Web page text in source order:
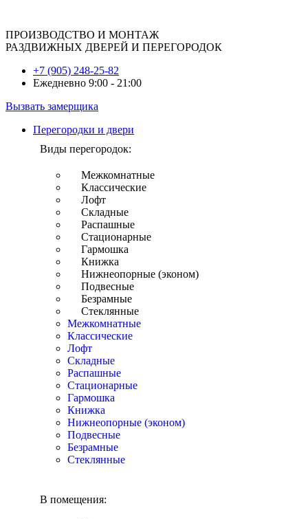
ПРОИЗВОДСТВО И МОНТАЖ
РАЗДВИЖНЫХ ДВЕРЕЙ И ПЕРЕГОРОДОК
+7 (905) 248-25-82
Ежедневно 9:00 - 21:00
Вызвать замерщика
Перегородки и двери
Виды перегородок:
Межкомнатные
Классические
Лофт
Складные
Распашные
Стационарные
Гармошка
Книжка
Нижнеопорные (эконом)
Подвесные
Безрамные
Стеклянные
Межкомнатные
Классические
Лофт
Складные
Распашные
Стационарные
Гармошка
Книжка
Нижнеопорные (эконом)
Подвесные
Безрамные
Стеклянные
В помещения: